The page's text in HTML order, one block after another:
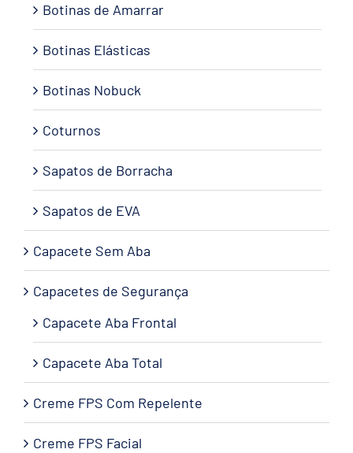
Botinas de Amarrar
Botinas Elásticas
Botinas Nobuck
Coturnos
Sapatos de Borracha
Sapatos de EVA
Capacete Sem Aba
Capacetes de Segurança
Capacete Aba Frontal
Capacete Aba Total
Creme FPS Com Repelente
Creme FPS Facial